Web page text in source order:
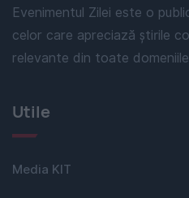
Evenimentul Zilei este o
celor care apreciază știrile
relevante din toate
Utile
Media KIT